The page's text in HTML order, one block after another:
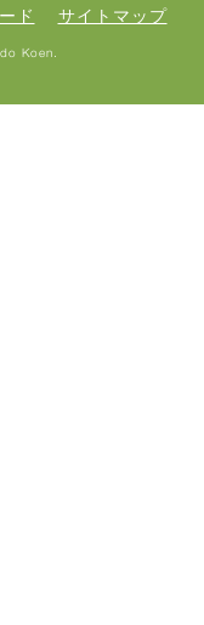
ド サイトマップ
Koen.